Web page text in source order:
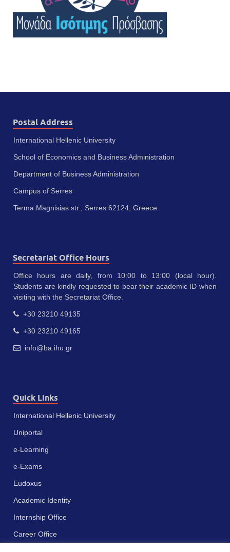
Postal Address
International Hellenic University
School of Economics and Business Administration
Department of Business Administration
Campus of Serres
Terma Magnisias str., Serres 62124, Greece
Secretariat Office Hours
Office hours are daily, from 10:00 to 13:00 (local hour).
Students are kindly requested to bear their academic ID when
visiting with the Secretariat Office.
+30 23210 49135
+30 23210 49165
info@ba.ihu.gr
Quick Links
International Hellenic University
Uniportal
e-Learning
e-Exams
Eudoxus
Academic Identity
Internship Office
Career Office